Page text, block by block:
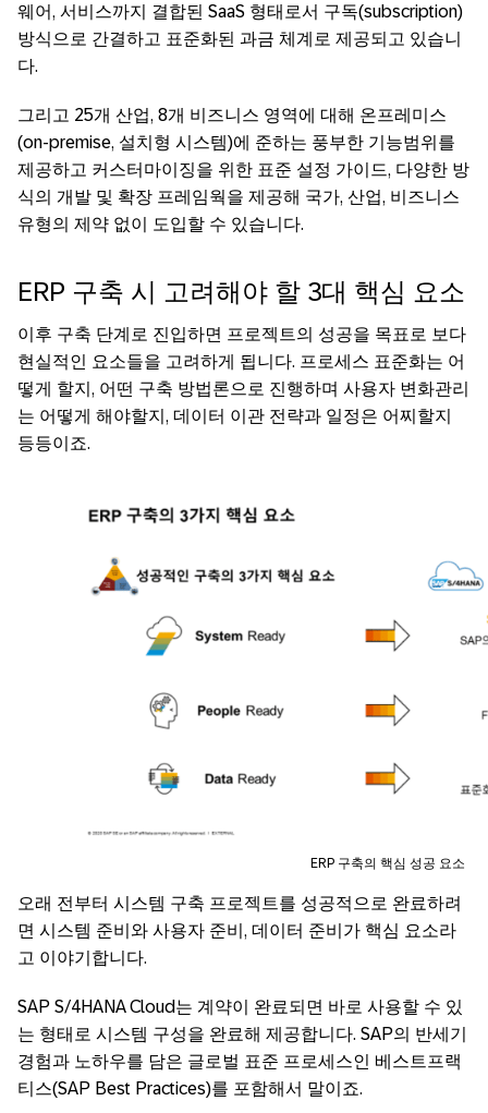
웨어, 서비스까지 결합된 SaaS 형태로서 구독(subscription)
방식으로 간결하고 표준화된 과금 체계로 제공되고 있습니
다.
그리고 25개 산업, 8개 비즈니스 영역에 대해 온프레미스
(on-premise, 설치형 시스템)에 준하는 풍부한 기능범위를
제공하고 커스터마이징을 위한 표준 설정 가이드, 다양한 방
식의 개발 및 확장 프레임웍을 제공해 국가, 산업, 비즈니스
유형의 제약 없이 도입할 수 있습니다.
ERP 구축 시 고려해야 할 3대 핵심 요소
이후 구축 단계로 진입하면 프로젝트의 성공을 목표로 보다
현실적인 요소들을 고려하게 됩니다. 프로세스 표준화는 어
떻게 할지, 어떤 구축 방법론으로 진행하며 사용자 변화관리
는 어떻게 해야할지, 데이터 이관 전략과 일정은 어찌할지
등등이죠.
ERP 구축의 핵심 성공 요소
오래 전부터 시스템 구축 프로젝트를 성공적으로 완료하려
면 시스템 준비와 사용자 준비, 데이터 준비가 핵심 요소라
고 이야기합니다.
SAP S/4HANA Cloud는 계약이 완료되면 바로 사용할 수 있
는 형태로 시스템 구성을 완료해 제공합니다. SAP의 반세기
경험과 노하우를 담은 글로벌 표준 프로세스인 베스트프랙
티스(SAP Best Practices)를 포함해서 말이죠.